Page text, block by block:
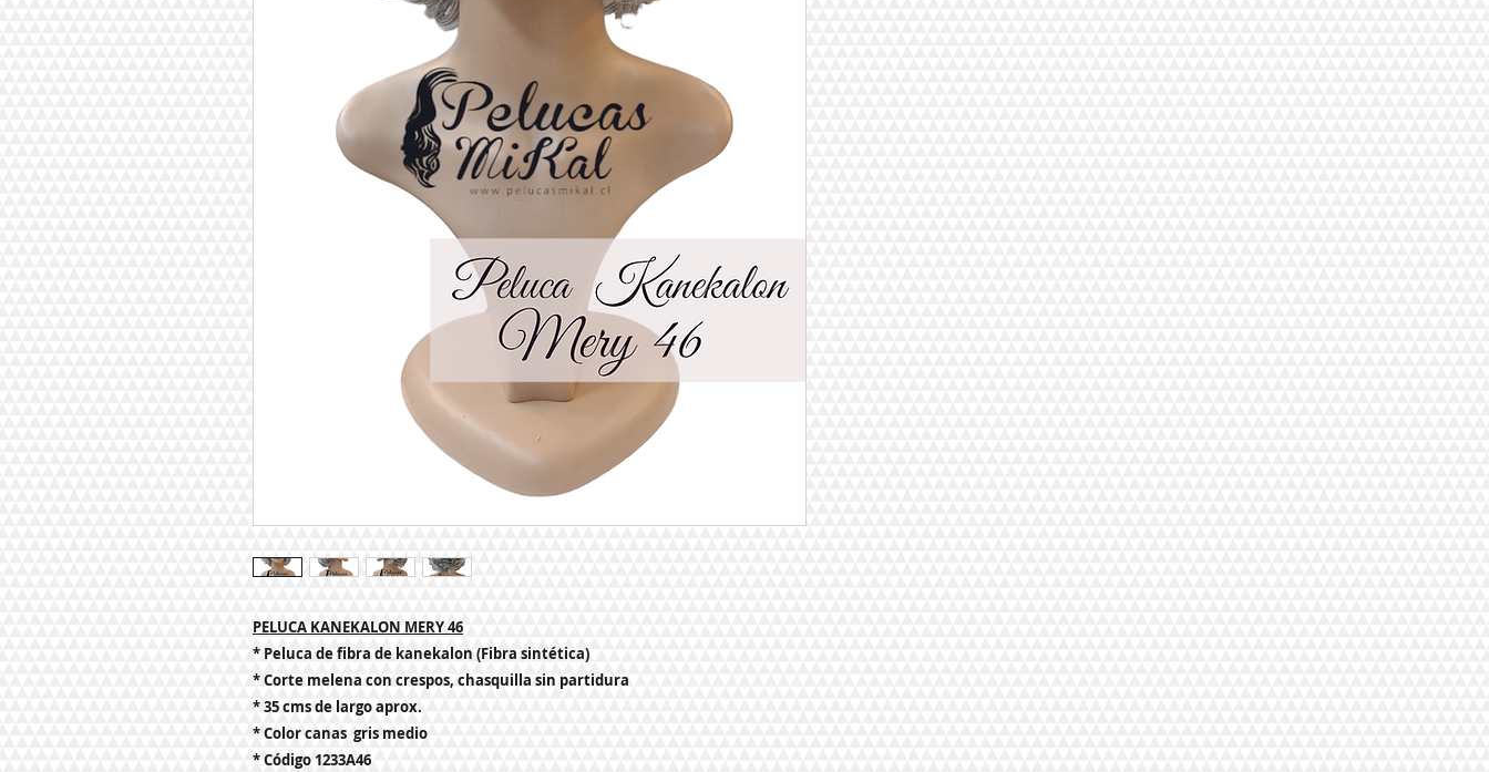
PELUCA KANEKALON MERY 46
* Peluca de fibra de kanekalon (Fibra sintética)
* Corte melena con crespos, chasquilla sin partidura
* 35 cms de largo aprox.
* Color canas gris medio
* Código 1233A46